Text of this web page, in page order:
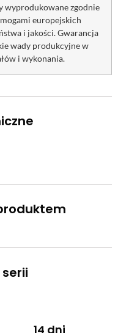
wyprodukowane zgodnie
europejskich
i jakości. Gwarancja
wady produkcyjne w
i wykonania.
14 dni